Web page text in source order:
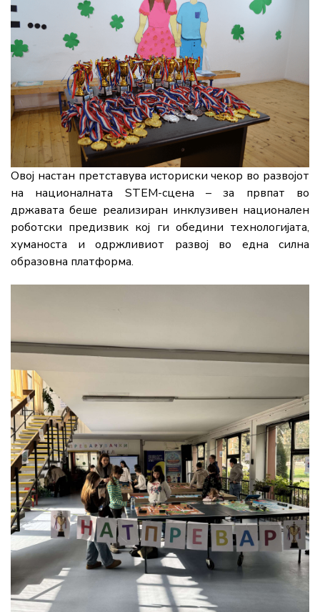
Овој настан претставува историски чекор во развојот
на националната STEM-сцена – за првпат во
државата беше реализиран инклузивен национален
роботски предизвик кој ги обедини технологијата,
хуманоста и одржливиот развој во една силна
образовна платформа.